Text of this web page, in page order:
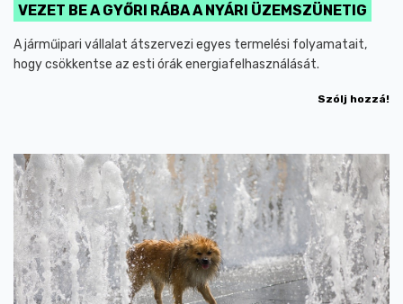
VEZET BE A GYŐRI RÁBA A NYÁRI ÜZEMSZÜNETIG
A járműipari vállalat átszervezi egyes termelési folyamatait,
hogy csökkentse az esti órák energiafelhasználását.
Szólj hozzá!